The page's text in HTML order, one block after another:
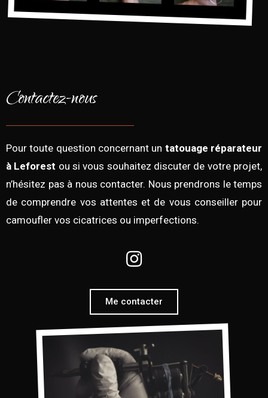
Contactez-nous
Pour toute question concernant un tatouage réparateur
à Leforest ou si vous souhaitez discuter de votre projet,
n’hésitez pas à nous contacter. Nous prendrons le temps
de comprendre vos attentes et de vous conseiller pour
camoufler vos cicatrices ou imperfections.
Me contacter